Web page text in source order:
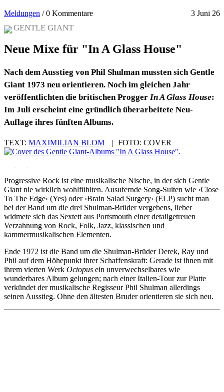
Meldungen 3 Juni 26
/0 Kommentare
GENTLE GIANT
Neue Mixe für "In A Glass House"
Nach dem Ausstieg von Phil Shulman mussten sich Gentle
Giant 1973 neu orientieren. Noch im gleichen Jahr
veröffentlichten die britischen Progger In A Glass House:
Im Juli erscheint eine gründlich überarbeitete Neu-
Auflage ihres fünften Albums.
TEXT: MAXIMILIAN BLOM | FOTO: COVER
Progressive Rock ist eine musikalische Nische, in der sich Gentle
Giant nie wirklich wohlfühlten. Ausufernde Song-Suiten wie ›Close
To The Edge‹ (Yes) oder ›Brain Salad Surgery‹ (ELP) sucht man
bei der Band um die drei Shulman-Brüder vergebens, lieber
widmete sich das Sextett aus Portsmouth einer detailgetreuen
Verzahnung von Rock, Folk, Jazz, klassischen und
kammermusikalischen Elementen.
Ende 1972 ist die Band um die Shulman-Brüder Derek, Ray und
Phil auf dem Höhepunkt ihrer Schaffenskraft: Gerade ist ihnen mit
ihrem vierten Werk Octopus ein unverwechselbares wie
wunderbares Album gelungen; nach einer Italien-Tour zur Platte
verkündet der musikalische Regisseur Phil Shulman allerdings
seinen Ausstieg. Ohne den ältesten Bruder orientieren sie sich neu.